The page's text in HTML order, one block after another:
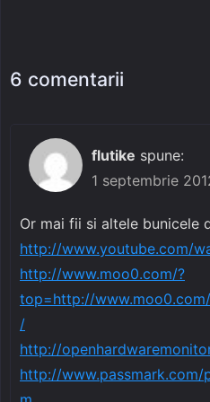
6 comentarii
flutike spune:
1 septembrie
Or mai fii si altele bunicele
http://www.youtube.com/
http://www.moo0.com/?
top=http://
/
http://
http://